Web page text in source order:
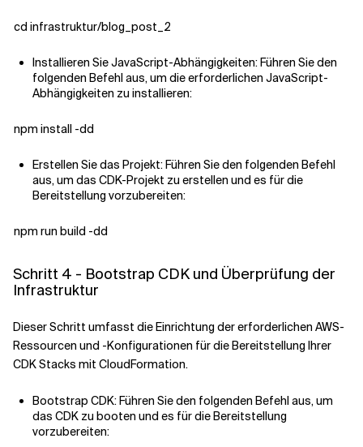
cd infrastruktur/blog_post_2
Installieren Sie JavaScript-Abhängigkeiten: Führen Sie den
folgenden Befehl aus, um die erforderlichen JavaScript-
Abhängigkeiten zu installieren:
npm install -dd
Erstellen Sie das Projekt: Führen Sie den folgenden Befehl
aus, um das CDK-Projekt zu erstellen und es für die
Bereitstellung vorzubereiten:
npm run build -dd
Schritt 4 - Bootstrap CDK und Überprüfung der
Infrastruktur
Dieser Schritt umfasst die Einrichtung der erforderlichen AWS-
Ressourcen und -Konfigurationen für die Bereitstellung Ihrer
CDK Stacks mit CloudFormation.
Bootstrap CDK: Führen Sie den folgenden Befehl aus, um
das CDK zu booten und es für die Bereitstellung
vorzubereiten: